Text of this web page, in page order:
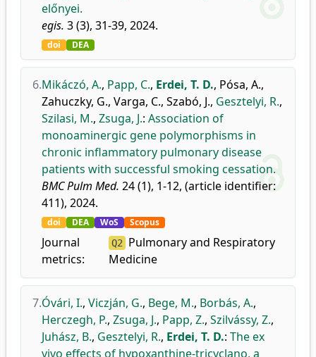
előnyei.
egis. 3 (3), 31-39, 2024.
doi DEA
6.Mikáczó, A., Papp, C., Erdei, T. D., Pósa, A.,
Zahuczky, G., Varga, C., Szabó, J., Gesztelyi, R.,
Szilasi, M., Zsuga, J.: Association of
monoaminergic gene polymorphisms in
chronic inflammatory pulmonary disease
patients with successful smoking cessation.
BMC Pulm Med. 24 (1), 1-12, (article identifier:
411), 2024.
doi DEA WoS Scopus
Journal
metrics:
Q2
Pulmonary and Respiratory
Medicine
7.Óvári, I., Viczján, G., Bege, M., Borbás, A.,
Herczegh, P., Zsuga, J., Papp, Z., Szilvássy, Z.,
Juhász, B., Gesztelyi, R., Erdei, T. D.: The ex
vivo effects of hypoxanthine-tricyclano, a